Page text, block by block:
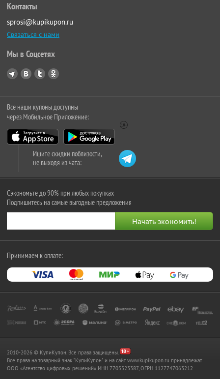
Контакты
sprosi@kupikupon.ru
Связаться с нами
Мы в Соцсетях
Все наши купоны доступны
через Мобильное Приложение:
Ищите скидки поблизости,
не выходя из чата:
Сэкономьте до 90% при любых покупках
Подпишитесь на самые выгодные предложения
Принимаем к оплате:
2010-2026 © КупиКупон. Все права защищены.
Все права на товарный знак "КупиКупон" и на сайт www.kupikupon.ru принадлежат
OOO «Агентство цифровых решений» ИНН 7705523387, ОГРН 1127747063212